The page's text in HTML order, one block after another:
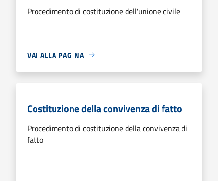
Procedimento di costituzione dell'unione civile
VAI ALLA PAGINA
Costituzione della convivenza di fatto
Procedimento di costituzione della convivenza di
fatto